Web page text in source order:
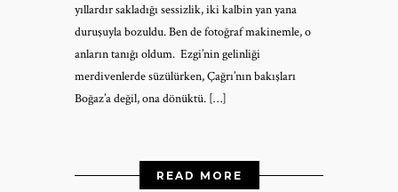
yıllardır sakladığı sessizlik, iki kalbin yan yana
duruşuyla bozuldu. Ben de fotoğraf makinemle, o
anların tanığı oldum. Ezgi’nin gelinliği
merdivenlerde süzülürken, Çağrı’nın bakışları
Boğaz’a değil, ona dönüktü. […]
READ MORE